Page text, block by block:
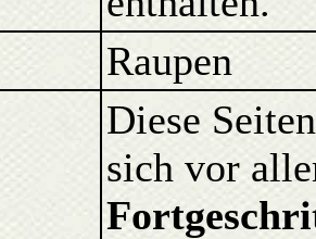
Raupen
Diese
sich vor